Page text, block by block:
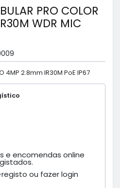
PRO COLOR
WDR MIC
4MP 2.8mm IR30M PoE IP67
e encomendas online
ou fazer login